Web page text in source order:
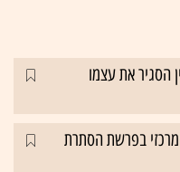
הסגיר את עצמו
בפרשת הסתרת